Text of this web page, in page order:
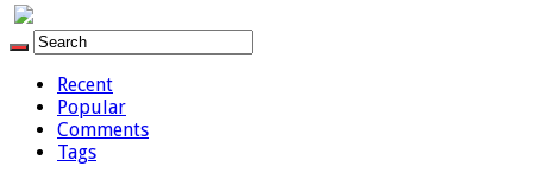
Recent
Popular
Comments
Tags